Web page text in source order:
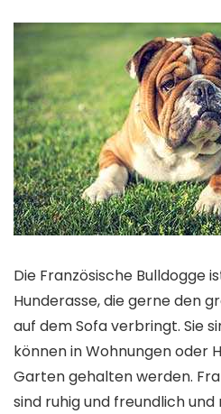
Die Französische Bulldogge
Hunderasse, die gerne den
auf dem Sofa verbringt. Sie
können in Wohnungen oder
Garten gehalten werden.
sind ruhig und freundlich